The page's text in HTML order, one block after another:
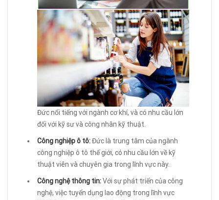
Đức nổi tiếng với ngành cơ khí, và có nhu cầu lớn
đối với kỹ sư và công nhân kỹ thuật.
Công nghiệp ô tô:Đức là trung tâm của ngành
công nghiệp ô tô thế giới, có nhu cầu lớn về kỹ
thuật viên và chuyên gia trong lĩnh vực này.
Công nghệ thông tin:Với sự phát triển của công
nghệ, việc tuyển dụng lao động trong lĩnh vực